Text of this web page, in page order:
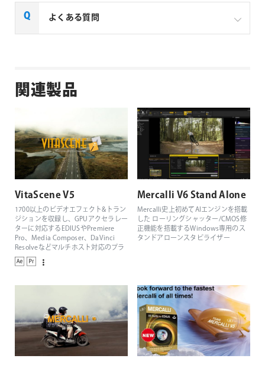
よくある質問
関連製品
VitaScene V5
1700以上のビデオエフェクト&トラン
ジションを収録し、GPUアクセラレー
ターに対応するEDIUSやPremiere
Pro、Media Composer、DaVinci
Resolveなどマルチホスト対応のプラ
グイン集
Mercalli V6 Stand Alone
Mercalli史上初めてAIエンジンを搭載
した ローリングシャッター/CMOS修
正機能を搭載するWindows専用のス
タンドアローンスタビライザー